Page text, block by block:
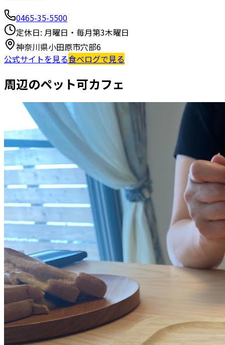
0465-35-5500
定休日: 月曜日・毎月第3木曜日
神奈川県小田原市穴部6
公式サイトを見る食べログで見る
周辺のペット可カフェ